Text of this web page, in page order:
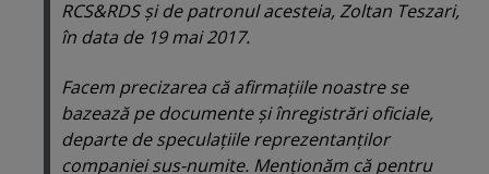
RCS&RDS şi de patronul acesteia, Zoltan Teszari,
în data de 19 mai 2017.
Facem precizarea că afirmaţiile noastre se
bazează pe documente şi înregistrări oficiale,
departe de speculaţiile reprezentanţilor
companiei sus-numite. Menţionăm că pentru